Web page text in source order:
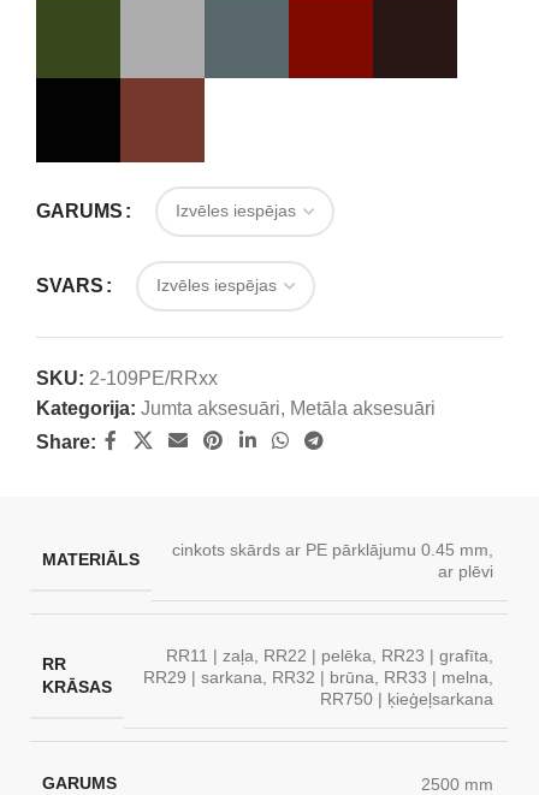
GARUMS
SVARS
SKU: 2-109PE/RRxx
Kategorija: Jumta aksesuāri, Metāla aksesuāri
Share:
MATERIĀLS
cinkots skārds ar PE pārklājumu 0.45 mm,
ar plēvi
RR
KRĀSAS
RR11 | zaļa RR22 | pelēka RR23 | grafīta
RR29 | sarkana
RR32 | brūna RR33 | melna
RR750 | ķieģeļsarkana
GARUMS 2500 mm